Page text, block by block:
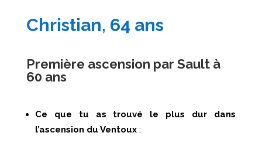
Christian, 64 ans
Première ascension par Sault à
60 ans
Ce que tu as trouvé le plus dur dans
l’ascension du Ventoux: